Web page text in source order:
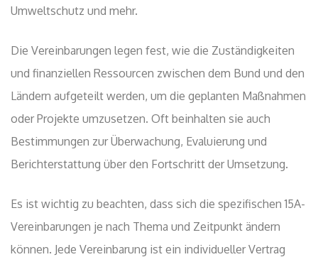
Umweltschutz und mehr.
Die Vereinbarungen legen fest, wie die Zuständigkeiten
und finanziellen Ressourcen zwischen dem Bund und den
Ländern aufgeteilt werden, um die geplanten Maßnahmen
oder Projekte umzusetzen. Oft beinhalten sie auch
Bestimmungen zur Überwachung, Evaluierung und
Berichterstattung über den Fortschritt der Umsetzung.
Es ist wichtig zu beachten, dass sich die spezifischen 15A-
Vereinbarungen je nach Thema und Zeitpunkt ändern
können. Jede Vereinbarung ist ein individueller Vertrag